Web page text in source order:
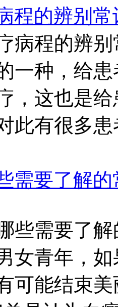
程的辨别常
病程的辨
一种，给
，这也是
此有很多
需要了解
些需要了
女青年，
可能结束